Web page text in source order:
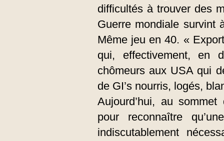
difficultés à trouver des
Guerre mondiale survint
Même jeu en 40. «
qui, effectivement, en
chômeurs aux USA qui
de GI’s nourris, logés,
Aujourd’hui, au
pour reconnaître
indiscutablement